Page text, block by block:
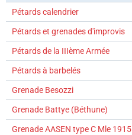
Pétards calendrier
Pétards et grenades d'improvis
Pétards de la IIIème Armée
Pétards à barbelés
Grenade Besozzi
Grenade Battye (Béthune)
Grenade AASEN type C Mle 1915